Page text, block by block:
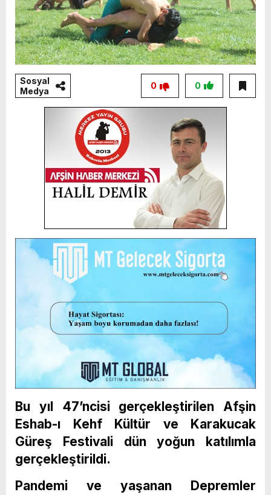
Sosyal
Medya
0
0
Bu yıl 47’ncisi gerçekleştirilen Afşin
Eshab-ı Kehf Kültür ve Karakucak
Güreş Festivali dün yoğun katılımla
gerçekleştirildi.
Pandemi ve yaşanan Depremler